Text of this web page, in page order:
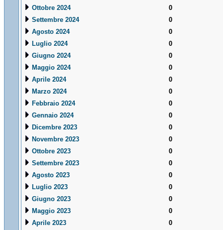
Ottobre 2024
0
Settembre 2024
0
Agosto 2024
0
Luglio 2024
0
Giugno 2024
0
Maggio 2024
0
Aprile 2024
0
Marzo 2024
0
Febbraio 2024
0
Gennaio 2024
0
Dicembre 2023
0
Novembre 2023
0
Ottobre 2023
0
Settembre 2023
0
Agosto 2023
0
Luglio 2023
0
Giugno 2023
0
Maggio 2023
0
Aprile 2023
0